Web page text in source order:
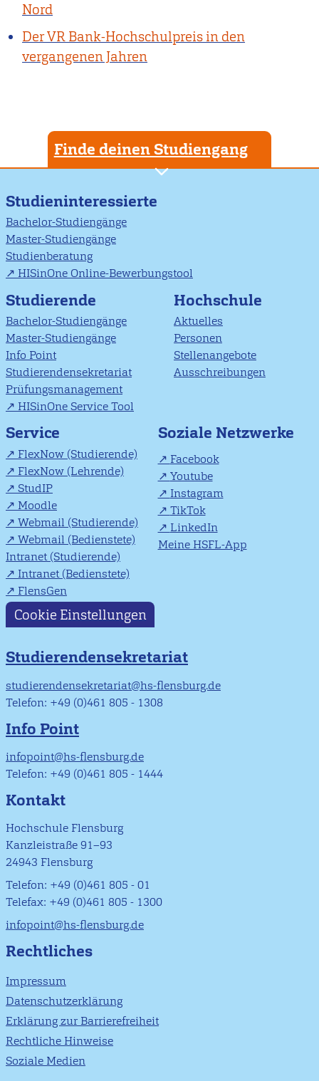
Nord
Der VR Bank-Hochschulpreis in den
vergangenen Jahren
Finde deinen Studiengang
Studieninteressierte
Bachelor-Studiengänge
Master-Studiengänge
Studienberatung
HISinOne Online-Bewerbungstool
Studierende
Bachelor-Studiengänge
Master-Studiengänge
Info Point
Studierendensekretariat
Prüfungsmanagement
HISinOne Service Tool
Hochschule
Aktuelles
Personen
Stellenangebote
Ausschreibungen
Service
FlexNow (Studierende)
FlexNow (Lehrende)
StudIP
Moodle
Webmail (Studierende)
Webmail (Bedienstete)
Intranet (Studierende)
Intranet (Bedienstete)
FlensGen
Soziale Netzwerke
Facebook
Youtube
Instagram
TikTok
LinkedIn
Meine HSFL-App
Cookie Einstellungen
Studierendensekretariat
studierendensekretariat@hs-flensburg.de
Telefon: +49 (0)461 805 - 1308
Info Point
infopoint@hs-flensburg.de
Telefon: +49 (0)461 805 - 1444
Kontakt
Hochschule Flensburg
Kanzleistraße 91–93
24943 Flensburg
Telefon: +49 (0)461 805 - 01
Telefax: +49 (0)461 805 - 1300
infopoint@hs-flensburg.de
Rechtliches
Impressum
Datenschutzerklärung
Erklärung zur Barrierefreiheit
Rechtliche Hinweise
Soziale Medien